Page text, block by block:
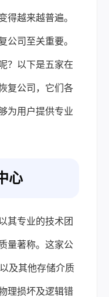
得越来越普遍。
公司至关重要。
？以下是五家在
复公司，它们各
为用户提供专业
心
其专业的技术团
量著称。这家公
及其他存储介质
理损坏及逻辑错